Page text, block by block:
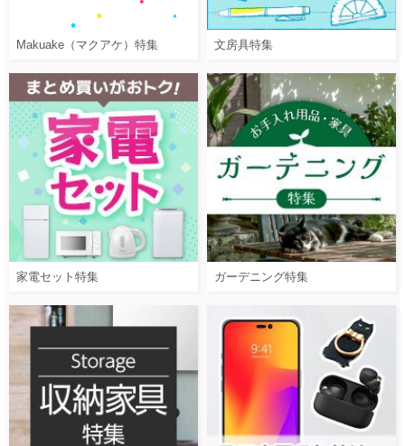
Makuake（マクアケ）特集 文房具特集
家電セット特集 ガーデニング特集